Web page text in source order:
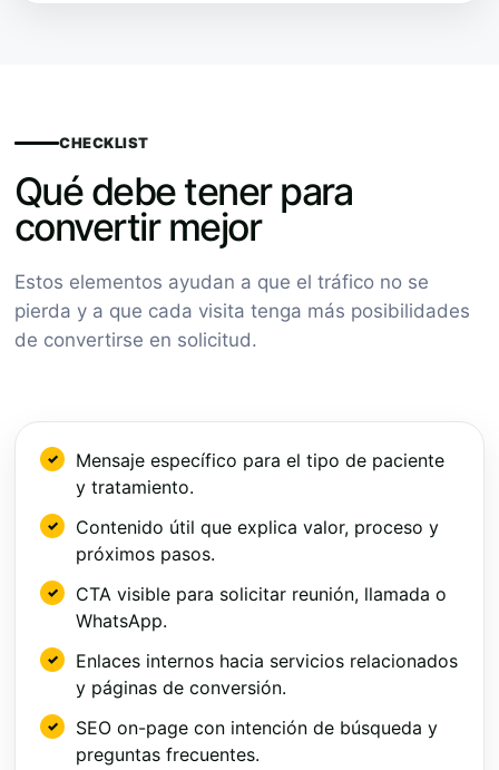
CHECKLIST
Qué debe tener para
convertir mejor
Estos elementos ayudan a que el tráfico no se
pierda y a que cada visita tenga más posibilidades
de convertirse en solicitud.
Mensaje específico para el tipo de paciente
y tratamiento.
Contenido útil que explica valor, proceso y
próximos pasos.
CTA visible para solicitar reunión, llamada o
WhatsApp.
Enlaces internos hacia servicios relacionados
y páginas de conversión.
SEO on-page con intención de búsqueda y
preguntas frecuentes.